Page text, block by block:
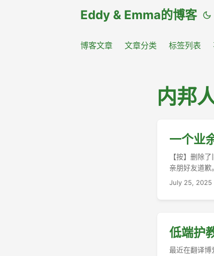
Eddy & Emma的博客
博客文章 文章分类 标签列表
内邦
一个业
【按】删除
亲朋好友道
提醒我，不要
July 25, 2025
低端护
最近在翻译博